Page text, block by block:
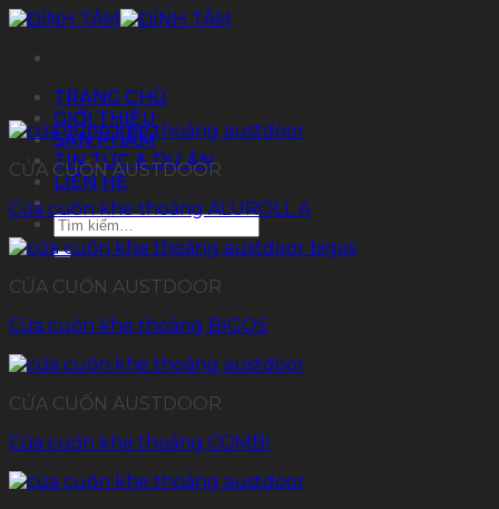
Chuyển
TRANG CHỦ
GIỚI THIỆU
SẢN PHẨM
TIN TỨC & DỰ ÁN
LIÊN HỆ
Tìm
kiếm:
CỬA CUỐN AUSTDOOR
Cửa cuốn khe thoáng ALUROLL A
CỬA CUỐN AUSTDOOR
Cửa cuốn khe thoáng BIGOS
CỬA CUỐN AUSTDOOR
Cửa cuốn khe thoáng COMBI